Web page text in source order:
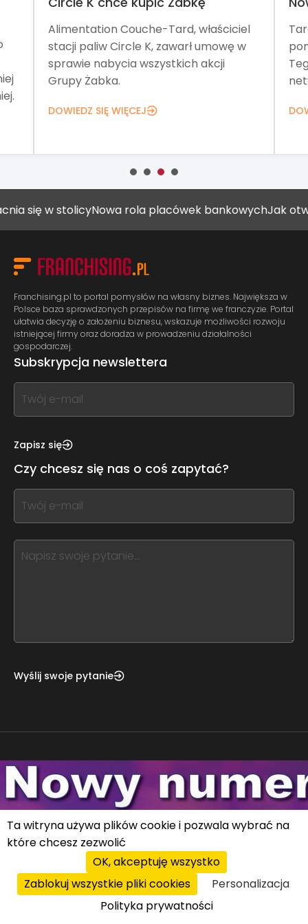
Couche-Tard, właściciel
K, zawarł umowę w
wszystkich akcji
Targi Franczyza od
pomagają znaleźć
Tegoroczna edycja
networking, wykłady i
Nowa rola placówek bankowychJak otworzyć
Franchising.pl to portal pomysłów na własny biznes. Największa w
Polsce baza sprawdzonych przepisów na firmę we franczyzie. Portal
ułatwia decyzję o założeniu biznesu, wskazuje możliwości rozwoju
istniejącej firmy oraz doradza w prowadzeniu działalności
gospodarczej.
Subskrypcja newslettera
If
you
this,
this
form
field
blank
Zapisz się
Czy chcesz się nas o coś zapytać?
If
you
this,
leave
Wyślij swoje pytanie
KATALOG FRANCZYZ
REJESTR KANDYDATÓW
REKLAMA
DORADZTWO
ZAKUPY
Własny Biznes FRANCHISING
AKTUALNOŚCI
Z kraju
Ta witryna używa plików cookie i pozwala wybrać na
które chcesz zezwolić
OK, akceptuję wszystko
Zablokuj wszystkie pliki cookies
Personalizacja
Polityka prywatności